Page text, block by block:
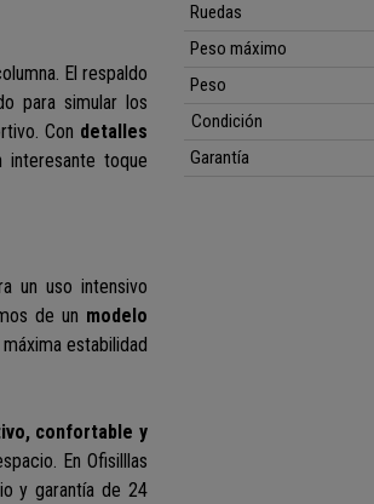
El respaldo
para simular los
Con detalles
toque
un uso intensivo
de un modelo
estabilidad
confortable y
En Ofisilllas
y garantía de 24
Ruedas
Peso máximo
Peso
Condición
Garantía